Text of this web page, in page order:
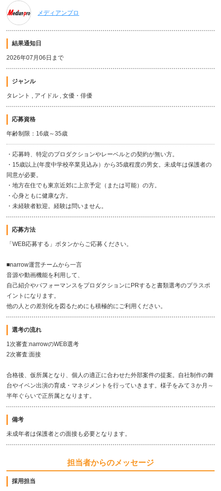
メディアンプロ
結果通知日
2026年07月06日まで
ジャンル
タレント , アイドル , 女優・俳優
応募資格
年齢制限：16歳～35歳
・応募時、特定のプロダクションやレーベルとの契約が無い方。
・15歳以上(年度中学校卒業見込み）から35歳程度の男女。未成年は保護者の
同意が必要。
・地方在住でも東京近郊に上京予定（または可能）の方。
・心身ともに健康な方。
・未経験者歓迎。経験は問いません。
応募方法
「WEB応募する」ボタンからご応募ください。
■narrow運営チームから一言
音源や動画機能を利用して、
自己紹介やパフォーマンスをプロダクションにPRすると書類選考のプラスポ
イントになります。
他の人との差別化を図るためにも積極的にご利用ください。
選考の流れ
1次審査:narrowのWEB選考
2次審査:面接
合格後、仮所属となり、個人の適正に合わせた外部案件の提案。自社制作の舞
台やイベン出演の育成・マネジメントを行っていきます。様子をみて３か月～
半年ぐらいで正所属となります。
備考
未成年者は保護者との面接も必要となります。
担当者からのメッセージ
採用担当